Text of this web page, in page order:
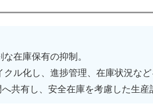
在庫保有の抑制。
クル化し、進捗管理、在庫状況な
共有し、安全在庫を考慮した生産